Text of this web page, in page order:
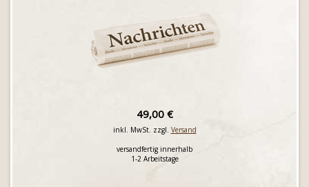
49,00 €
inkl. MwSt. zzgl. Versand
versandfertig innerhalb
1-2 Arbeitstage